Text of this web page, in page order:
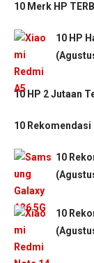
10 Merk HP
10 HP
10 HP 2 Jutaan
10
10
10